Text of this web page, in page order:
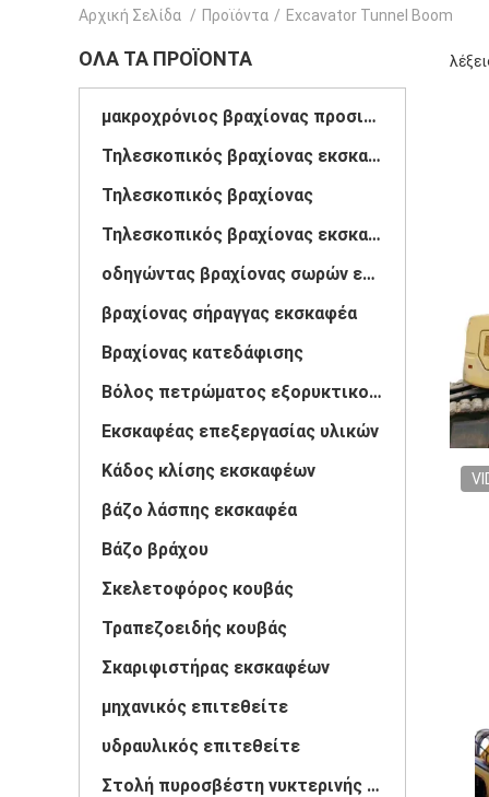
Αρχική Σελίδα / Προϊόντα / Excavator Tunnel Boom
ΌΛΑ ΤΑ ΠΡΟΪΌΝΤΑ
μακροχρόνιος βραχίονας προσιτότητας εκσκαφέων
Τηλεσκοπικός βραχίονας εκσκαφέων
Τηλεσκοπικός βραχίονας
Τηλεσκοπικός βραχίονας εκσκαφέων
οδηγώντας βραχίονας σωρών εκσκαφέων
βραχίονας σήραγγας εκσκαφέα
Βραχίονας κατεδάφισης
Βόλος πετρώματος εξορυκτικού μηχανήματος
Εκσκαφέας επεξεργασίας υλικών
Κάδος κλίσης εκσκαφέων
βάζο λάσπης εκσκαφέα
Βάζο βράχου
Σκελετοφόρος κουβάς
Τραπεζοειδής κουβάς
Σκαριφιστήρας εκσκαφέων
μηχανικός επιτεθείτε
υδραυλικός επιτεθείτε
Στολή πυροσβέστη νυκτερινής φυλακής εκσκαφέων